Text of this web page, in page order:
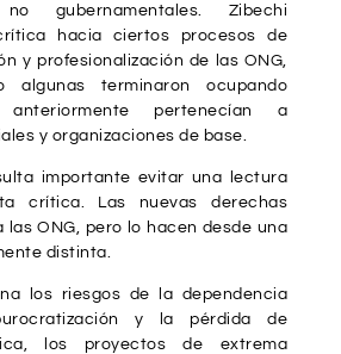
no gubernamentales. Zibechi
hacia ciertos procesos de
y profesionalización de las ONG,
algunas terminaron ocupando
pertenecían a
y organizaciones de base.
importante evitar una lectura
crítica. Las nuevas derechas
las ONG, pero lo hacen desde una
distinta.
los riesgos de la dependencia
y la pérdida de
los proyectos de extrema